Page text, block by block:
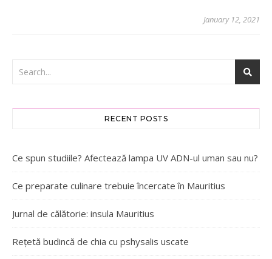
January 12, 2021
RECENT POSTS
Ce spun studiile? Afectează lampa UV ADN-ul uman sau nu?
Ce preparate culinare trebuie încercate în Mauritius
Jurnal de călătorie: insula Mauritius
Rețetă budincă de chia cu pshysalis uscate